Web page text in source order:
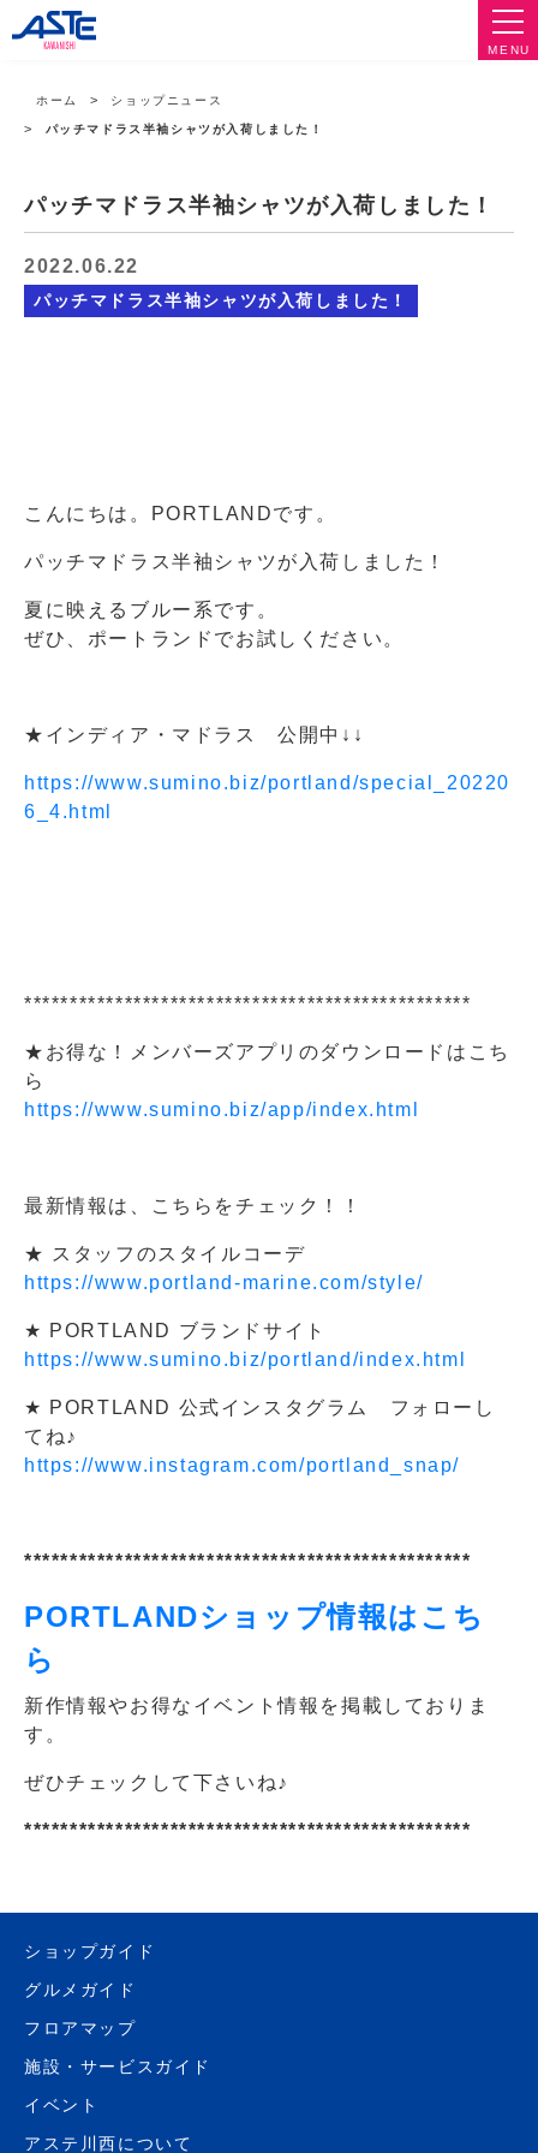
MENU
ホーム ショップニュース
パッチマドラス半袖シャツが入荷しました！
パッチマドラス半袖シャツが入荷しました！
2022.06.22
パッチマドラス半袖シャツが入荷しました！
こんにちは。PORTLANDです。
パッチマドラス半袖シャツが入荷しました！
夏に映えるブルー系です。
ぜひ、ポートランドでお試しください。
★インディア・マドラス 公開中↓↓
https://www.sumino.biz/portland/special_20220
6_4.html
*************************************************
★お得な！メンバーズアプリのダウンロードはこち
ら
https://www.sumino.biz/app/index.html
最新情報は、こちらをチェック！！
★ スタッフのスタイルコーデ
https://www.portland-marine.com/style/
★ PORTLAND ブランドサイト
https://www.sumino.biz/portland/index.html
★ PORTLAND 公式インスタグラム フォローし
てね♪
https://www.instagram.com/portland_snap/
*************************************************
PORTLANDショップ情報はこち
ら
新作情報やお得なイベント情報を掲載しておりま
す。
ぜひチェックして下さいね♪
*************************************************
ショップガイド
グルメガイド
フロアマップ
施設・サービスガイド
イベント
アステ川西について